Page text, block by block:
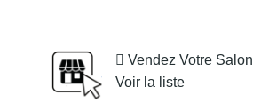
Vendez Votre Salon
Voir la liste